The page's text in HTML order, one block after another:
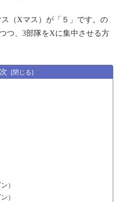
（Xマス）が「５」です。の
つ、3部隊をXに集中させる方
）
）